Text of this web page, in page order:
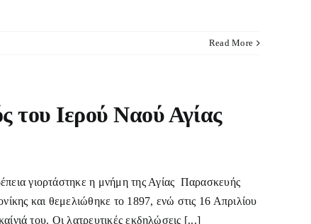
Read More
του Ιερού Ναού Αγίας
γιορτάστηκε η μνήμη της Αγίας Παρασκευής
και θεμελιώθηκε το 1897, ενώ στις 16 Απριλίου
του. Οι λατρευτικές εκδηλώσεις [...]